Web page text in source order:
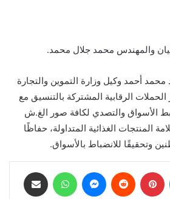
والمهندس محمد جلال محمد.
أحمد وكيل وزارة التموين والتجارة
الرقابية المشتركة بالتنسيق مع
الأسواق والتصدي لكافة صور الغ.ش
المنتجات الغذائية المتداولة، حفاظًا
وتحقيقًا للانضباط بالأسواق.
لينكدإن بينتيريست ماسنجر واتساب